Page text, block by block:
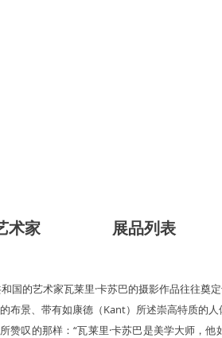
术家 展品列表
国的艺术家瓦莱里·卡苏巴的摄影作品往往奠
布景、带有如康德（Kant）所述崇高特质的
赞叹的那样：“瓦莱里·卡苏巴是美学大师，